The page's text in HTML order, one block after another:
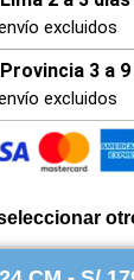
excluidos
3 a
excluidos